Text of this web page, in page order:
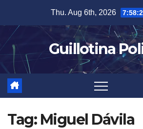
content
Thu. Aug 6th, 2026
Guillotina
Tag: Miguel Dávila